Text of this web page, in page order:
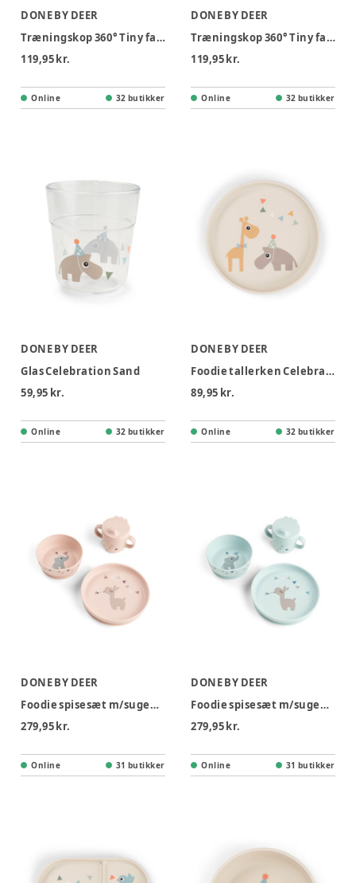
DONE BY DEER
Træningskop 360° Tiny farm Pudder
119,95 kr.
Online 32 butikker
DONE BY DEER
Træningskop 360° Tiny farm Blå
119,95 kr.
Online 32 butikker
DONE BY DEER
Glas Celebration Sand
59,95 kr.
Online 32 butikker
DONE BY DEER
Foodie tallerken Celebration Sand
89,95 kr.
Online 32 butikker
DONE BY DEER
Foodie spisesæt m/sugekop Celebration Pudder
279,95 kr.
Online 31 butikker
DONE BY DEER
Foodie spisesæt m/sugekop Celebration Blå
279,95 kr.
Online 31 butikker